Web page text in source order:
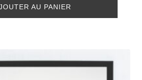
AU PANIER